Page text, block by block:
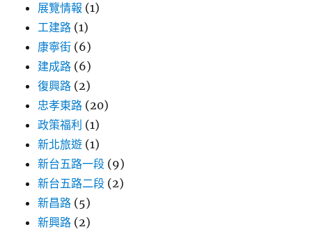
展覽情報 (1)
工建路 (1)
康寧街 (6)
建成路 (6)
復興路 (2)
忠孝東路 (20)
政策福利 (1)
新北旅遊 (1)
新台五路一段 (9)
新台五路二段 (2)
新昌路 (5)
新興路 (2)